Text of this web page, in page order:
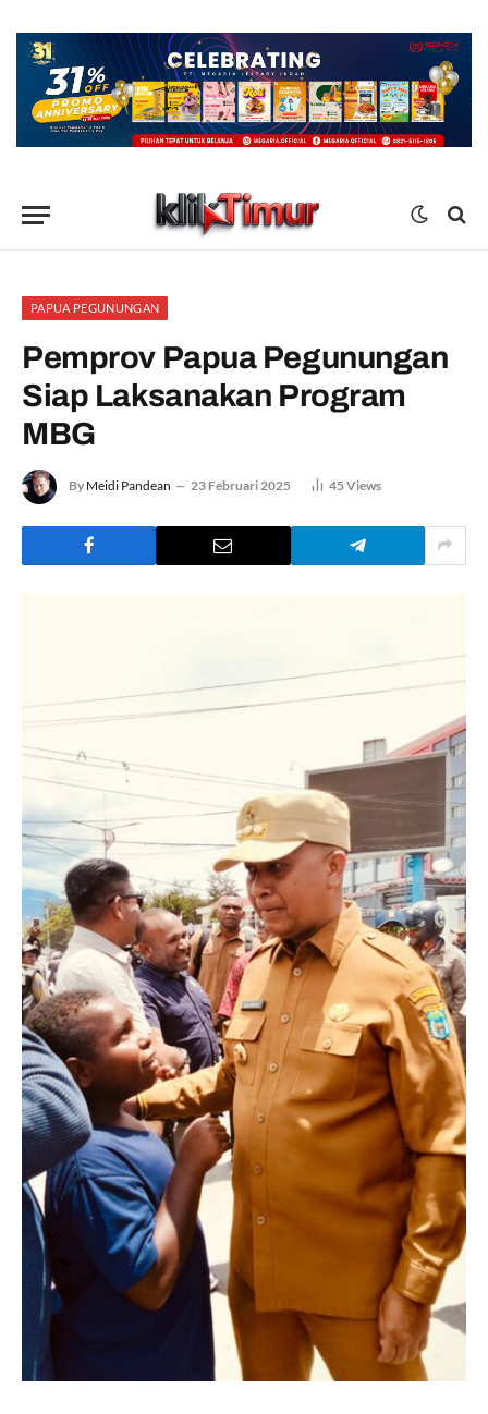
PAPUA PEGUNUNGAN
Pemprov Papua Pegunungan
Siap Laksanakan Program
MBG
By Meidi Pandean 23 Februari 2025 45 Views